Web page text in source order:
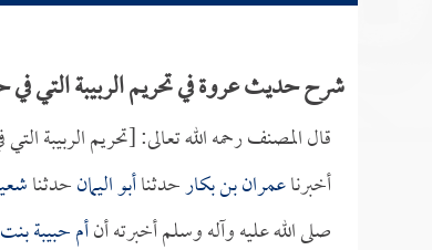
شرح حديث عروة في تحريم الربيبة التي
قال المصنف رحمه الله تعالى: [تحريم الربيبة
أخبرناعمران بن بكارحدثناأبو اليمانحدثنا
صلى الله عليه وآله وسلم أخبرته أنأم حبيبة